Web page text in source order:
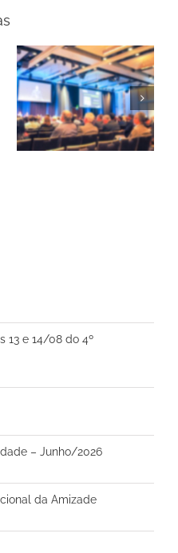
Feliz Dia dos Avós!
13 e 14/08 do 4º
– Junho/2026
da Amizade